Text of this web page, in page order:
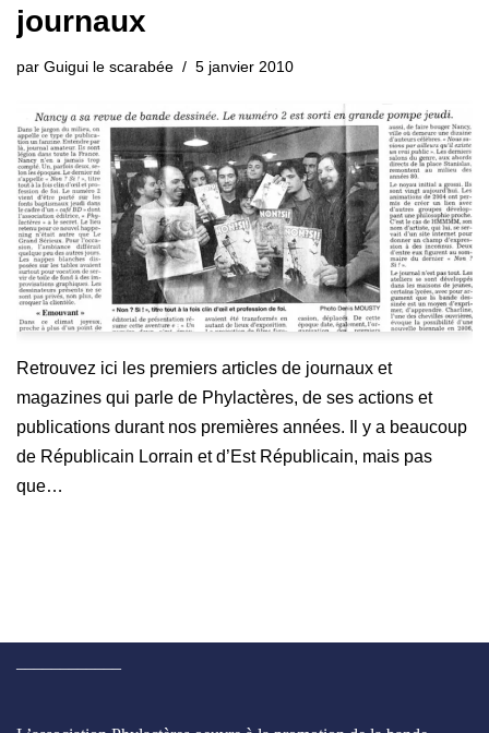
journaux
par Guigui le scarabée 5 janvier 2010
Retrouvez ici les premiers articles de journaux et
magazines qui parle de Phylactères, de ses actions et
publications durant nos premières années. Il y a beaucoup
de Républicain Lorrain et d’Est Républicain, mais pas
que…